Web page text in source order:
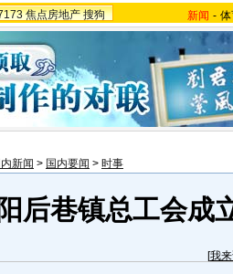
焦点房地产 搜狗 新闻 -
内新闻 > 国内要闻 > 时事
后巷镇总工会成
[我